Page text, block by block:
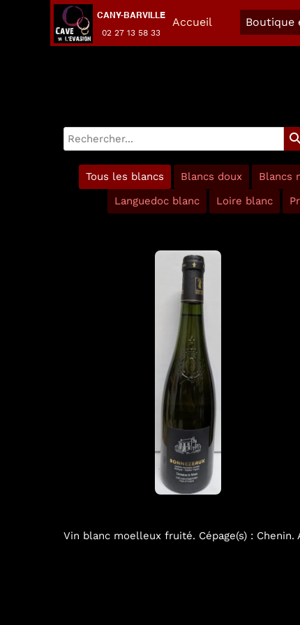
Accueil Boutique
CANY-BARVILLE
02 27 13 58 33
Tous les blancs Blancs doux Blancs
Languedoc blanc
Loire blanc
Vin blanc moelleux fruité. Cépage(s) : Chenin.